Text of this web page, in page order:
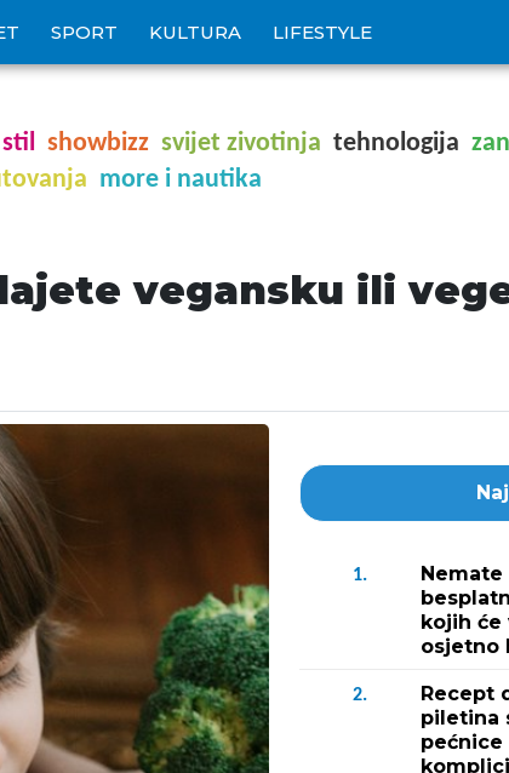
SPORT KULTURA LIFESTYLE
showbizz svijet zivotinja tehnologija
more i nautika
vegansku ili
1.
Nemate
kojih će
osjetno
2.
Recept
piletina
pećnice